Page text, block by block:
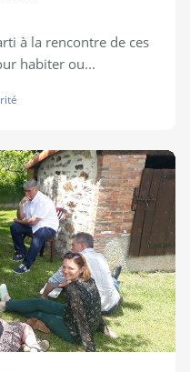
à la rencontre de ces
habiter ou...